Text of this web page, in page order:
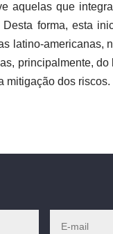
aquelas que
forma, esta
latino-americanas,
principalmente,
mitigação dos riscos.